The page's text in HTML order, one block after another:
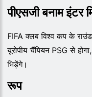
पीएसजी बनाम इंटर
FIFA क्लब विश्व कप के
यूरोपीय चैंपियन PSG से
भिड़ेंगे।
रूप